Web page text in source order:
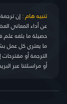
تنبيه هام :إن
عن أداء المعاني
حصيلة ما بلغه علم
ما يعتري كل عمل
الترجمة أو
أو مراسلتنا عبر